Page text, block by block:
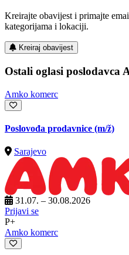
Kreirajte obavijest i primajte
kategorijama i lokaciji.
Kreiraj obavijest
Ostali oglasi poslodavca
Amko komerc
Poslovođa prodavnice (m/ž)
Sarajevo
31.07. – 30.08.2026
Prijavi se
P+
Amko komerc